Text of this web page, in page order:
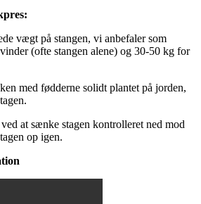
vægt på stangen, vi anbefaler som
(ofte stangen alene) og 30-50 kg for
med fødderne solidt plantet på jorden,
at sænke stagen kontrolleret ned mod
op igen.